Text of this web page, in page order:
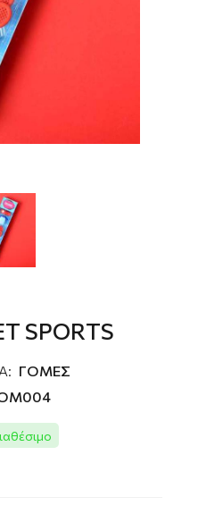
SPORTS
ΓΟΜΕΣ